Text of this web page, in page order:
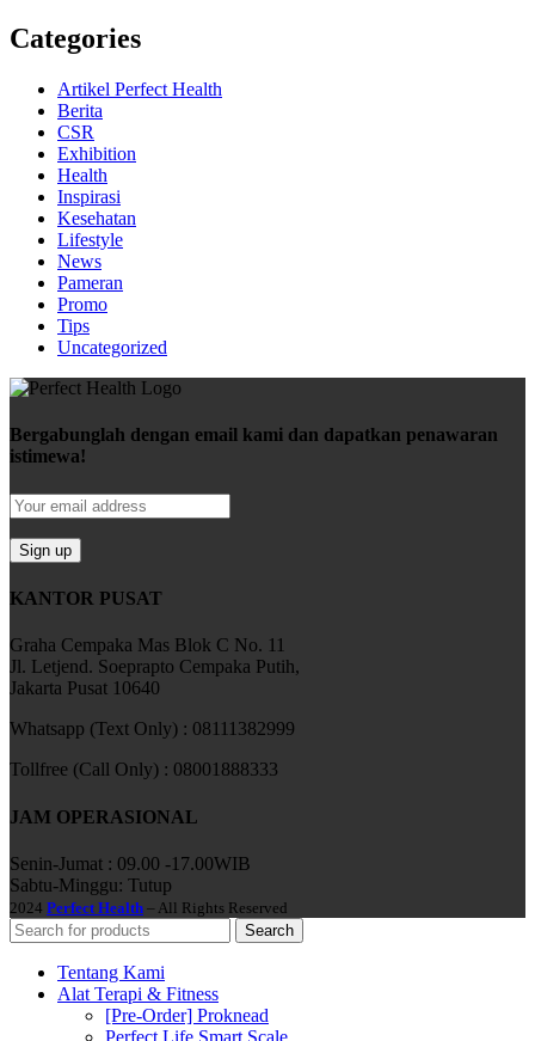
Categories
Artikel Perfect Health
Berita
CSR
Exhibition
Health
Inspirasi
Kesehatan
Lifestyle
News
Pameran
Promo
Tips
Uncategorized
Bergabunglah dengan email kami dan dapatkan penawaran
istimewa!
KANTOR PUSAT
Graha Cempaka Mas Blok C No. 11
Jl. Letjend. Soeprapto Cempaka Putih,
Jakarta Pusat 10640
Whatsapp (Text Only) : 08111382999
Tollfree (Call Only) : 08001888333
JAM OPERASIONAL
Senin-Jumat : 09.00 -17.00WIB
Sabtu-Minggu: Tutup
2024 Perfect Health – All Rights Reserved
Search
Tentang Kami
Alat Terapi & Fitness
[Pre-Order] Proknead
Perfect Life Smart Scale